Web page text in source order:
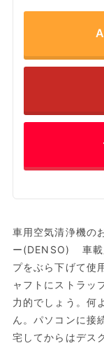
車用空気清浄機の
ー(DENSO) 車載
プをぶら下げて使
ャフトにストラッ
力的でしょう。何
ん。パソコンに接
宅してからはデス